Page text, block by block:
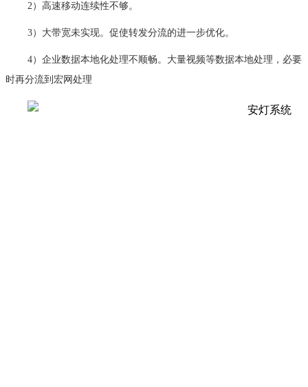
2）高速移动连续性不够。
3）大带宽未实现。促使转发分流的进一步优化。
4）企业数据本地化处理不顺畅。大量视频等数据本地处理，必要
时再分流到宏网处理